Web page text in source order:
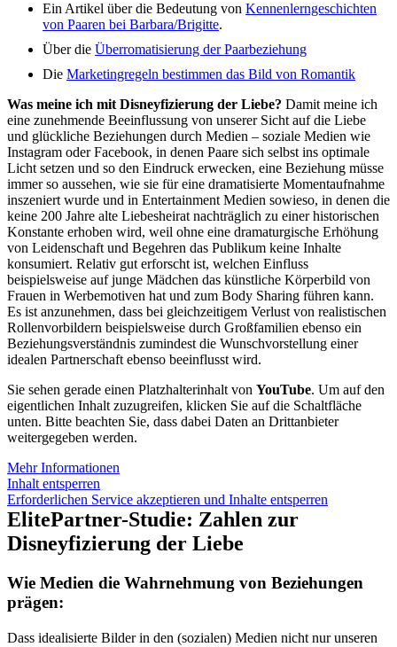
Ein Artikel über die Bedeutung von Kennenlerngeschichten
von Paaren bei Barbara/Brigitte.
Über die Überromatisierung der Paarbeziehung
Die Marketingregeln bestimmen das Bild von Romantik
Was meine ich mit Disneyfizierung der Liebe? Damit meine ich
eine zunehmende Beeinflussung von unserer Sicht auf die Liebe
und glückliche Beziehungen durch Medien – soziale Medien wie
Instagram oder Facebook, in denen Paare sich selbst ins optimale
Licht setzen und so den Eindruck erwecken, eine Beziehung müsse
immer so aussehen, wie sie für eine dramatisierte Momentaufnahme
inszeniert wurde und in Entertainment Medien sowieso, in denen die
keine 200 Jahre alte Liebesheirat nachträglich zu einer historischen
Konstante erhoben wird, weil ohne eine dramaturgische Erhöhung
von Leidenschaft und Begehren das Publikum keine Inhalte
konsumiert. Relativ gut erforscht ist, welchen Einfluss
beispielsweise auf junge Mädchen das künstliche Körperbild von
Frauen in Werbemotiven hat und zum Body Sharing führen kann.
Es ist anzunehmen, dass bei gleichzeitigem Verlust von realistischen
Rollenvorbildern beispielsweise durch Großfamilien ebenso ein
Beziehungsverständnis zumindest die Wunschvorstellung einer
idealen Partnerschaft ebenso beeinflusst wird.
Sie sehen gerade einen Platzhalterinhalt von YouTube. Um auf den
eigentlichen Inhalt zuzugreifen, klicken Sie auf die Schaltfläche
unten. Bitte beachten Sie, dass dabei Daten an Drittanbieter
weitergegeben werden.
Mehr Informationen
Inhalt entsperren
Erforderlichen Service akzeptieren und Inhalte entsperren
ElitePartner-Studie: Zahlen zur
Disneyfizierung der Liebe
Wie Medien die Wahrnehmung von Beziehungen
prägen:
Dass idealisierte Bilder in den (sozialen) Medien nicht nur unseren